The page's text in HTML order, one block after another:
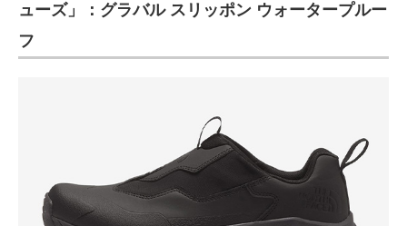
ューズ」：グラバル スリッポン ウォータープルー
フ